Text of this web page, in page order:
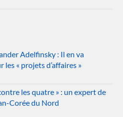
Adelfinsky : Il en va
« projets d’affaires »
les quatre » : un expert de
Corée du Nord